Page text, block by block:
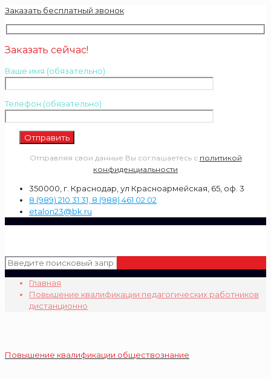
Заказать бесплатный звонок
Заказать сейчас!
Ваше имя (обязательно)
Телефон (обязательно)
Отправляя свои данные Вы соглашаетесь с политикой
конфиденциальности
350000, г. Краснодар, ул Красноармейская, 65, оф. 3
8 (989) 210 31 31, 8 (988) 461 02 02
etalon23@bk.ru
Главная
Повышение квалификации педагогических работников
дистанционно
Повышение квалификации обществознание